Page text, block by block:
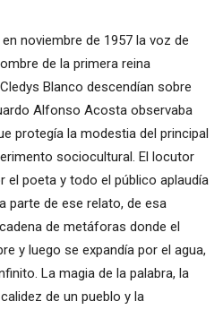
noviembre de 1957 la voz de
de la primera reina
Blanco descendían sobre
Alfonso Acosta observaba
protegía la modestia del principal
sociocultural. El locutor
el poeta y todo el público aplaudía
parte de ese relato, de esa
de metáforas donde el
y luego se expandía por el agua,
La magia de la palabra, la
de un pueblo y la